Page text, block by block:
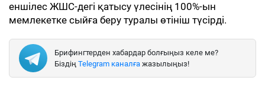
еншілес ЖШС-дегі қатысу үлесінің 100%-ын
мемлекетке сыйға беру туралы өтініш түсірді.
Брифингтерден хабардар болғыңыз келе ме?
Біздің Telegram каналға жазылыңыз!